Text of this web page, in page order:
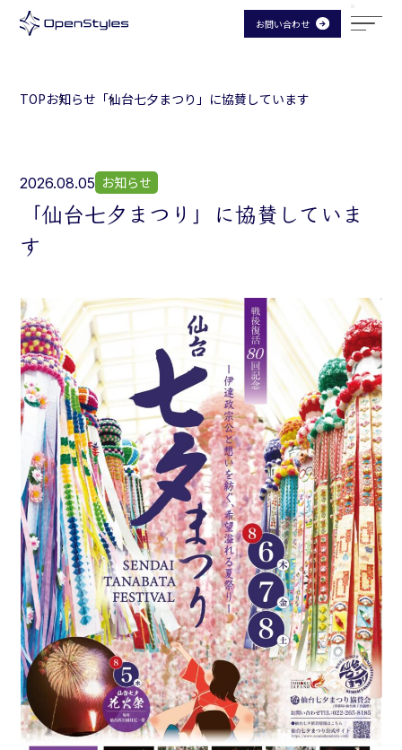
お問い合わせ
TOPお知らせ 「仙台七夕まつり」に協賛しています
2026.08.05 お知らせ
「仙台七夕まつり」に協賛していま
す